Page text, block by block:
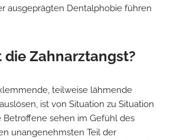
ausgeprägten Dentalphobie führen
Zahnarztangst?
teilweise lähmende
ist von Situation zu Situation
Betroffene sehen im Gefühl des
unangenehmsten Teil der